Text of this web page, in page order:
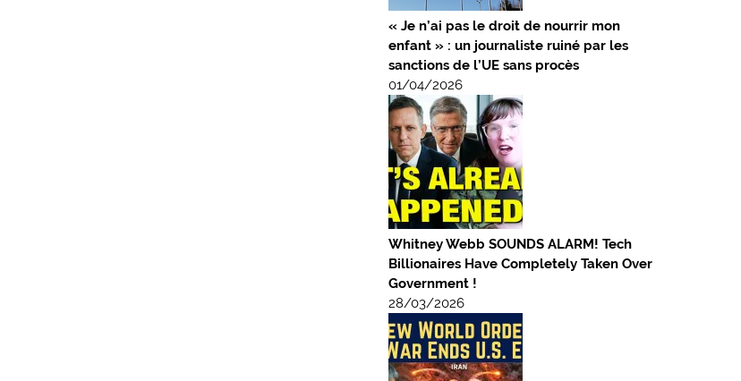
« Je n’ai pas le droit de nourrir mon
enfant » : un journaliste ruiné par les
sanctions de l’UE sans procès
01/04/2026
Whitney Webb SOUNDS ALARM! Tech
Billionaires Have Completely Taken Over
Government !
28/03/2026